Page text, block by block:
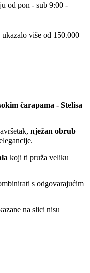
od pon - sub 9:00 -
više od 150.000
čarapama - Stelisa
nježan obrub
koji ti pruža veliku
s odgovarajućim
na slici nisu